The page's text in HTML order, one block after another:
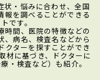
状・悩みに合わせ、全国
報を調べることができる
です。
時間、医院の特徴などの
、病名、検査名などから
クターを探すことができ
材に基づき、ドクターに
・検査など）も紹介。